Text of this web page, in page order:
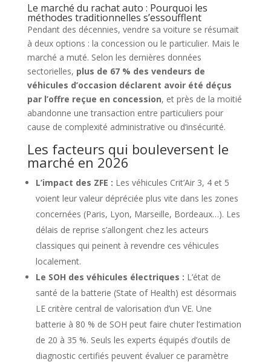
Le marché du rachat auto : Pourquoi les
méthodes traditionnelles s’essoufflent
Pendant des décennies, vendre sa voiture se résumait
à deux options : la concession ou le particulier. Mais le
marché a muté. Selon les dernières données
sectorielles, plus de 67 % des vendeurs de
véhicules d’occasion déclarent avoir été déçus
par l’offre reçue en concession, et près de la moitié
abandonne une transaction entre particuliers pour
cause de complexité administrative ou d’insécurité.
Les facteurs qui bouleversent le
marché en 2026
L’impact des ZFE : Les véhicules Crit’Air 3, 4 et 5
voient leur valeur dépréciée plus vite dans les zones
concernées (Paris, Lyon, Marseille, Bordeaux…). Les
délais de reprise s’allongent chez les acteurs
classiques qui peinent à revendre ces véhicules
localement.
Le SOH des véhicules électriques : L’état de
santé de la batterie (State of Health) est désormais
LE critère central de valorisation d’un VE. Une
batterie à 80 % de SOH peut faire chuter l’estimation
de 20 à 35 %. Seuls les experts équipés d’outils de
diagnostic certifiés peuvent évaluer ce paramètre